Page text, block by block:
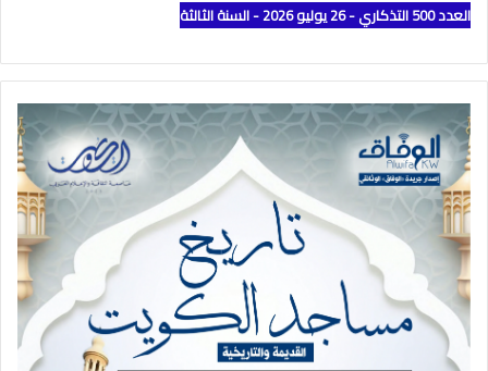
العدد 500 التذكاري - 26 يوليو 2026 - السنة الثالثة